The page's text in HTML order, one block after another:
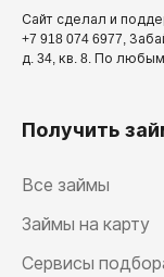
Сайт сделал и
+7 918 074 6977,
д. 34, кв. 8. По
Получить
Все займы
Займы на карту
Сервисы